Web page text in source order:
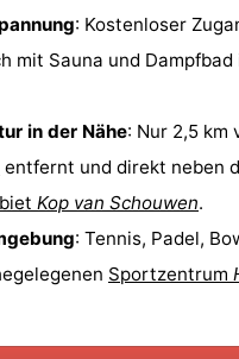
: Kostenloser
mit Sauna und Dampfbad
in der Nähe: Nur 2,5 km
entfernt und direkt neben
Kop van Schouwen.
: Tennis, Padel,
Sportzentrum